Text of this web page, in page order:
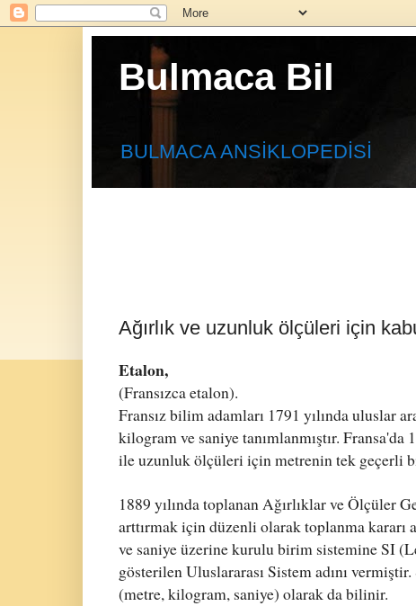
Bulmaca Bil
BULMACA ANSİKLOPEDİSİ
Ağırlık ve uzunluk ölçüleri için
Etalon,
(Fransızca etalon).
Fransız bilim adamları 1791 yılında uluslar
kilogram ve saniye tanımlanmıştır.
ile uzunluk ölçüleri için metrenin tek geçerli
1889 yılında toplanan Ağırlıklar ve Ölçüler
arttırmak için düzenli olarak toplanma kararı
ve saniye üzerine kurulu birim sistemine SI
gösterilen Uluslararası Sistem adını
(metre, kilogram, saniye) olarak da bilinir.